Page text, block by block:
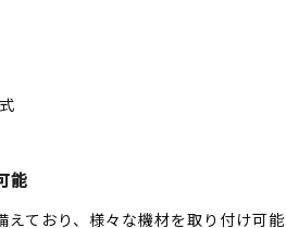
能
ており、様々な機材を取り付け可能